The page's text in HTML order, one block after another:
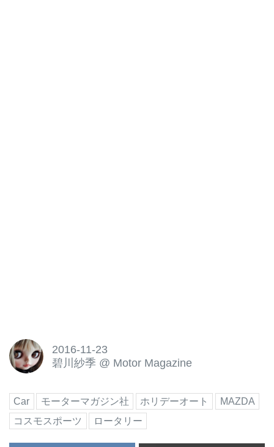
2016-11-23
碧川紗季 @ Motor Magazine
Car モーターマガジン社 ホリデーオート
MAZDA
コスモスポーツ
ロータリー